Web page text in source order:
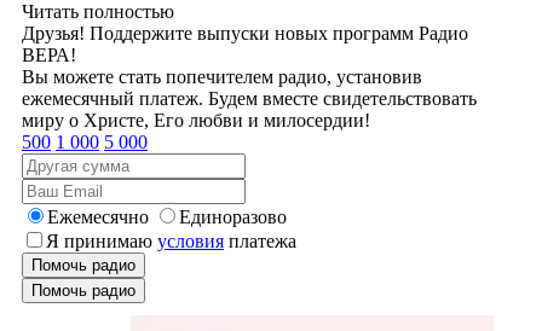
Читать полностью
Друзья! Поддержите выпуски новых программ Радио
ВЕРА!
Вы можете стать попечителем радио, установив
ежемесячный платеж. Будем вместе свидетельствовать
миру о Христе, Его любви и милосердии!
500 1 000 5 000
Ежемесячно
Единоразово
Я принимаю условия платежа
Помочь радио
Помочь радио